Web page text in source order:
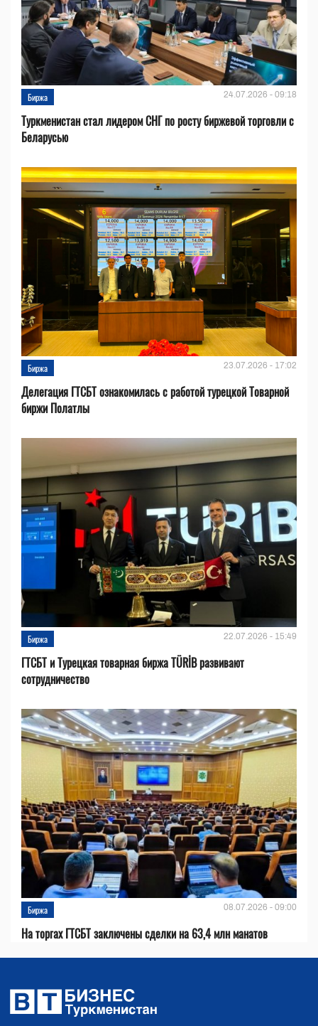
Биржа 24.07.2026 - 09:18
Туркменистан стал лидером СНГ по росту биржевой торговли с
Беларусью
Биржа 23.07.2026 - 17:02
Делегация ГТСБТ ознакомилась с работой турецкой Товарной
биржи Полатлы
Биржа 22.07.2026 - 15:49
ГТСБТ и Турецкая товарная биржа TÜRİB развивают
сотрудничество
Биржа 08.07.2026 - 09:00
На торгах ГТСБТ заключены сделки на 63,4 млн манатов